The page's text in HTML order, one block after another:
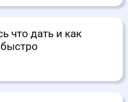
что дать и как